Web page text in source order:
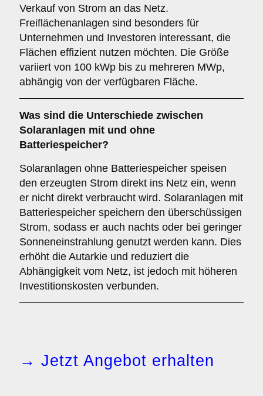
Verkauf von Strom an das Netz.
Freiflächenanlagen sind besonders für
Unternehmen und Investoren interessant, die
Flächen effizient nutzen möchten. Die Größe
variiert von 100 kWp bis zu mehreren MWp,
abhängig von der verfügbaren Fläche.
Was sind die Unterschiede zwischen
Solaranlagen mit und ohne
Batteriespeicher?
Solaranlagen ohne Batteriespeicher speisen
den erzeugten Strom direkt ins Netz ein, wenn
er nicht direkt verbraucht wird. Solaranlagen mit
Batteriespeicher speichern den überschüssigen
Strom, sodass er auch nachts oder bei geringer
Sonneneinstrahlung genutzt werden kann. Dies
erhöht die Autarkie und reduziert die
Abhängigkeit vom Netz, ist jedoch mit höheren
Investitionskosten verbunden.
→ Jetzt Angebot erhalten